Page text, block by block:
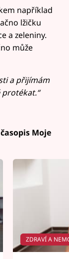
například
lžičku
a zeleniny.
může
a přijímám
protékat.“
Moje
ZDRAVÍ A